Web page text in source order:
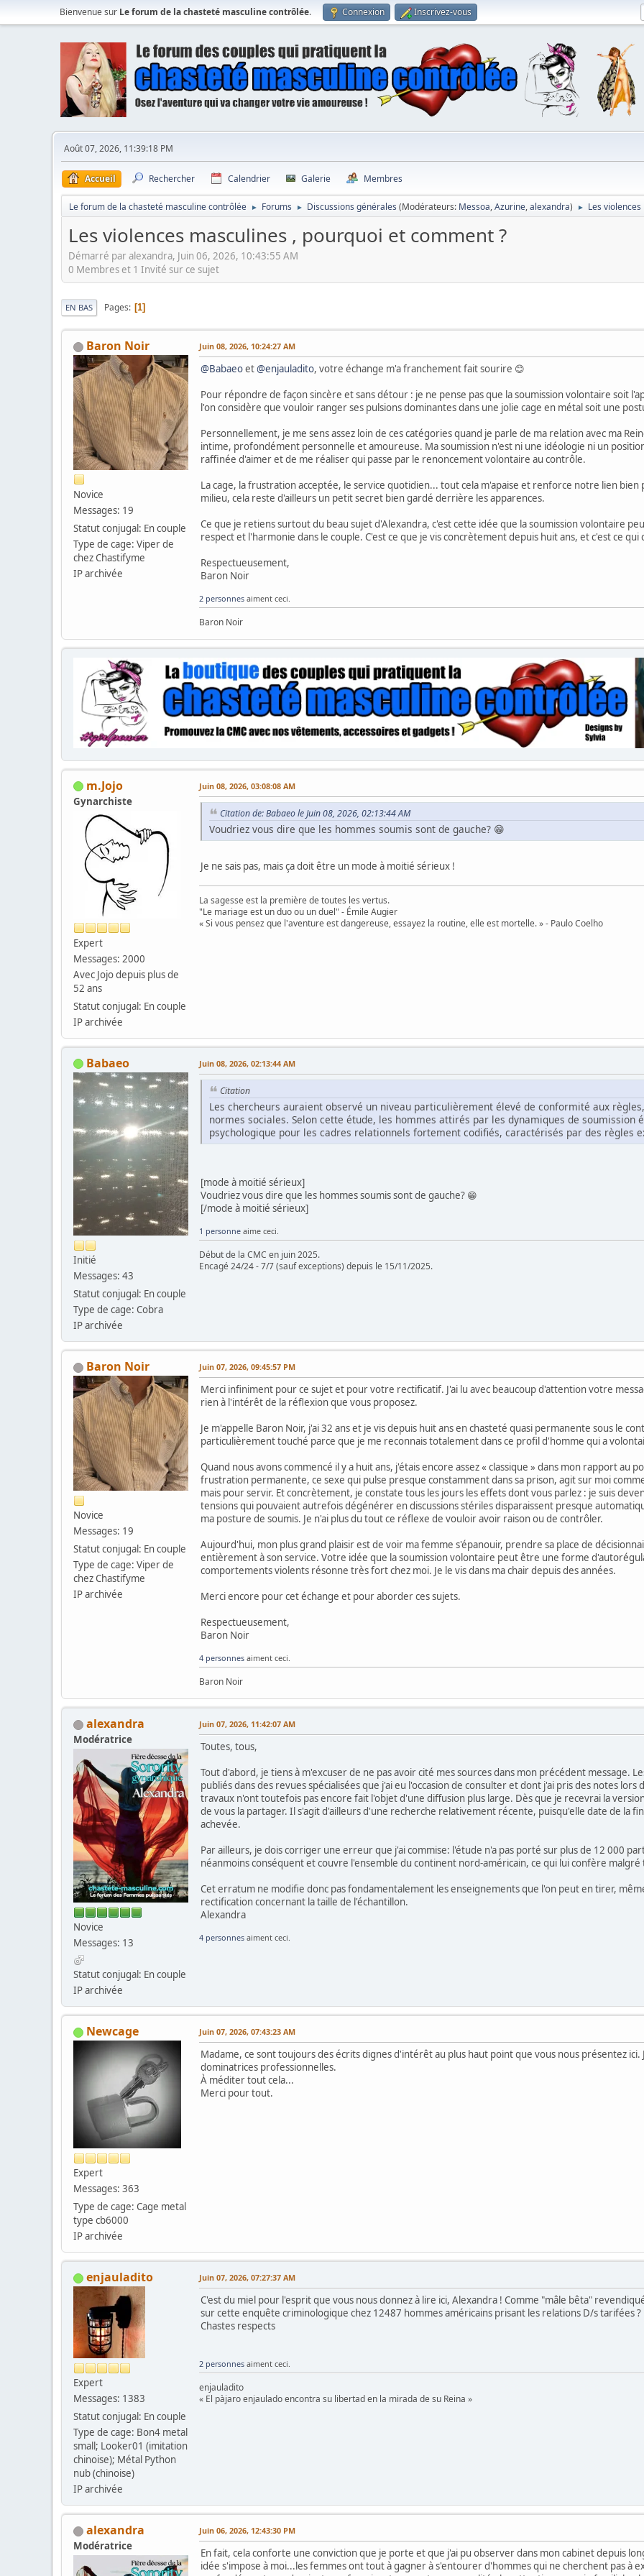
Bienvenue sur Le forum de la chasteté masculine contrôlée. Connexion Inscrivez-vous
Août 07, 2026, 11:39:18 PM
Accueil Rechercher Calendrier Galerie Membres
Le forum de la chasteté masculine contrôlée ► Forums ► Discussions générales (Modérateurs: Messoa,Azurine,alexandra) ► Les
Les violences masculines , pourquoi et comment ?
Démarré par alexandra, Juin 06, 2026, 10:43:55 AM
0 Membres et 1 Invité sur ce sujet
EN BAS Pages 1
Baron Noir
Novice
Messages: 19
Statut conjugal: En couple
Type de cage: Viper de
chez Chastifyme
IP archivée
Juin 08, 2026, 10:24:27 AM
@Babaeoet@enjauladito, votre échange m'a franchement fait sourire 😊
Pour répondre de façon sincère et sans détour : je ne pense pas que la soumission volontaire soit
l'on considère que vouloir ranger ses pulsions dominantes dans une jolie cage en métal soit une
Personnellement, je me sens assez loin de ces catégories quand je parle de ma relation avec ma
intime, profondément personnelle et amoureuse. Ma soumission n'est ni une idéologie ni un
raffinée d'aimer et de me réaliser qui passe par le renoncement volontaire au contrôle.
La cage, la frustration acceptée, le service quotidien... tout cela m'apaise et renforce notre lien
milieu, cela reste d'ailleurs un petit secret bien gardé derrière les apparences.
Ce que je retiens surtout du beau sujet d'Alexandra, c'est cette idée que la soumission volontaire
respect et l'harmonie dans le couple. C'est ce que je vis concrètement depuis huit ans, et c'est ce qui
Respectueusement,
Baron Noir
2 personnes aiment ceci.
Baron Noir
m.Jojo
Gynarchiste
Expert
Messages: 2000
Avec Jojo depuis plus de
52 ans
Statut conjugal: En couple
IP archivée
Juin 08, 2026, 03:08:08 AM
Citation de: Babaeo le Juin 08, 2026, 02:13:44 AM
Voudriez vous dire que les hommes soumis sont de gauche? 😁
Je ne sais pas, mais ça doit être un mode à moitié sérieux !
La sagesse est la première de toutes les vertus.
"Le mariage est un duo ou un duel" - Émile Augier
« Si vous pensez que l'aventure est dangereuse, essayez la routine, elle est mortelle. » - Paulo Coelho
Babaeo
Initié
Messages: 43
Statut conjugal: En couple
Type de cage: Cobra
IP archivée
Juin 08, 2026, 02:13:44 AM
Citation
Les chercheurs auraient observé un niveau particulièrement élevé de conformité aux
normes sociales. Selon cette étude, les hommes attirés par les dynamiques de
psychologique pour les cadres relationnels fortement codifiés, caractérisés par des règles
[mode à moitié sérieux]
Voudriez vous dire que les hommes soumis sont de gauche? 😁
[/mode à moitié sérieux]
1 personne aime ceci.
Début de la CMC en juin 2025.
Encagé 24/24 - 7/7 (sauf exceptions) depuis le 15/11/2025.
Baron Noir
Novice
Messages: 19
Statut conjugal: En couple
Type de cage: Viper de
chez Chastifyme
IP archivée
Juin 07, 2026, 09:45:57 PM
Merci infiniment pour ce sujet et pour votre rectificatif. J'ai lu avec beaucoup d'attention votre
rien à l'intérêt de la réflexion que vous proposez.
Je m'appelle Baron Noir, j'ai 32 ans et je vis depuis huit ans en chasteté quasi permanente sous le
particulièrement touché parce que je me reconnais totalement dans ce profil d'homme qui a
Quand nous avons commencé il y a huit ans, j'étais encore assez « classique » dans mon rapport au
frustration permanente, ce sexe qui pulse presque constamment dans sa prison, agit sur moi
mais pour servir. Et concrètement, je constate tous les jours les effets dont vous parlez : je suis
tensions qui pouvaient autrefois dégénérer en discussions stériles disparaissent presque
ma posture de soumis. Je n'ai plus du tout ce réflexe de vouloir avoir raison ou de contrôler.
Aujourd'hui, mon plus grand plaisir est de voir ma femme s'épanouir, prendre sa place de
entièrement à son service. Votre idée que la soumission volontaire peut être une forme
comportements violents résonne très fort chez moi. Je le vis dans ma chair depuis des années.
Merci encore pour cet échange et pour aborder ces sujets.
Respectueusement,
Baron Noir
4 personnes aiment ceci.
Baron Noir
alexandra
Modératrice
Novice
Messages: 13
Statut conjugal: En couple
IP archivée
Juin 07, 2026, 11:42:07 AM
Toutes, tous,
Tout d'abord, je tiens à m'excuser de ne pas avoir cité mes sources dans mon précédent message.
publiés dans des revues spécialisées que j'ai eu l'occasion de consulter et dont j'ai pris des notes
travaux n'ont toutefois pas encore fait l'objet d'une diffusion plus large. Dès que je recevrai la
de vous la partager. Il s'agit d'ailleurs d'une recherche relativement récente, puisqu'elle date de la
achevée.
Par ailleurs, je dois corriger une erreur que j'ai commise: l'étude n'a pas porté sur plus de 12 000
néanmoins conséquent et couvre l'ensemble du continent nord-américain, ce qui lui confère
Cet erratum ne modifie donc pas fondamentalement les enseignements que l'on peut en tirer,
rectification concernant la taille de l'échantillon.
Alexandra
4 personnes aiment ceci.
Newcage
Expert
Messages: 363
Type de cage: Cage metal
type cb6000
IP archivée
Juin 07, 2026, 07:43:23 AM
Madame, ce sont toujours des écrits dignes d'intérêt au plus haut point que vous nous présentez ici.
dominatrices professionnelles.
À méditer tout cela...
Merci pour tout.
enjauladito
Expert
Messages: 1383
Statut conjugal: En couple
Type de cage: Bon4 metal
small; Looker01 (imitation
chinoise); Métal Python
nub (chinoise)
IP archivée
Juin 07, 2026, 07:27:37 AM
C'est du miel pour l'esprit que vous nous donnez à lire ici, Alexandra ! Comme "mâle bêta"
sur cette enquête criminologique chez 12487 hommes américains prisant les relations D/s tarifées ?
Chastes respects
2 personnes aiment ceci.
enjauladito
« El pàjaro enjaulado encontra su libertad en la mirada de su Reina »
alexandra
Modératrice
Juin 06, 2026, 12:43:30 PM
En fait, cela conforte une conviction que je porte et que j'ai pu observer dans mon cabinet depuis
idée s'impose à moi...les femmes ont tout à gagner à s'entourer d'hommes qui ne cherchent pas à